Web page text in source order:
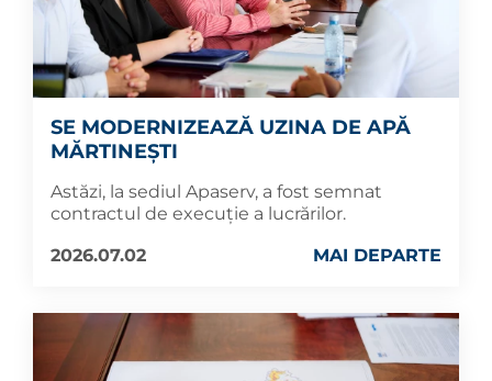
SE MODERNIZEAZĂ UZINA DE APĂ
MĂRTINEȘTI
Astăzi, la sediul Apaserv, a fost semnat
contractul de execuție a lucrărilor.
2026.07.02
MAI DEPARTE